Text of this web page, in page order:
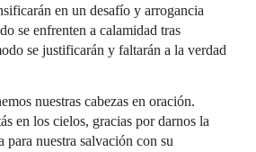
en un desafío y arrogancia
se enfrenten a calamidad tras
se justificarán y faltarán a la verdad
nuestras cabezas en oración.
en los cielos, gracias por darnos la
para nuestra salvación con su